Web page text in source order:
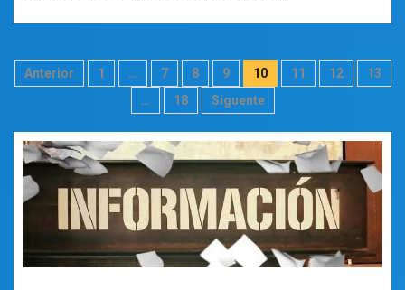
Paginación
entradas
Anterior 1 … 7 8 9 10 11 12
13
…
18 Siguente